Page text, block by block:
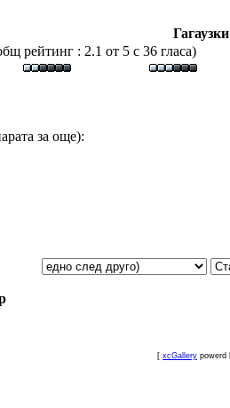
рейтинг : 2.1 от 5 с 36 гласа)
за още):
[ xcGallery